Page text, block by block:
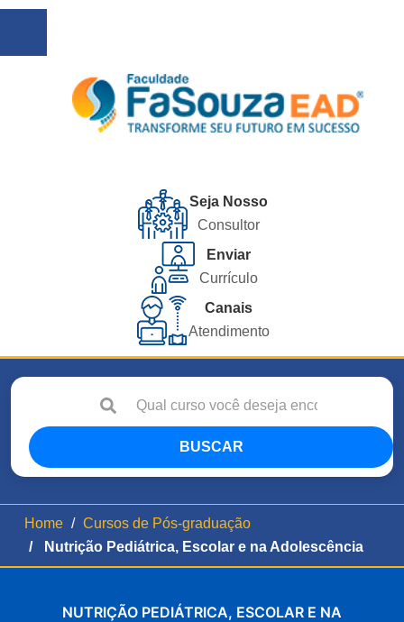
Seja Nosso
Consultor
Enviar
Currículo
Canais
Atendimento
BUSCAR
Home
Cursos de Pós-graduação
Nutrição Pediátrica, Escolar e na Adolescência
NUTRIÇÃO PEDIÁTRICA, ESCOLAR E NA